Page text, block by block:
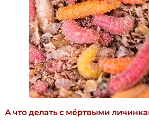
А что делать с мёртвыми